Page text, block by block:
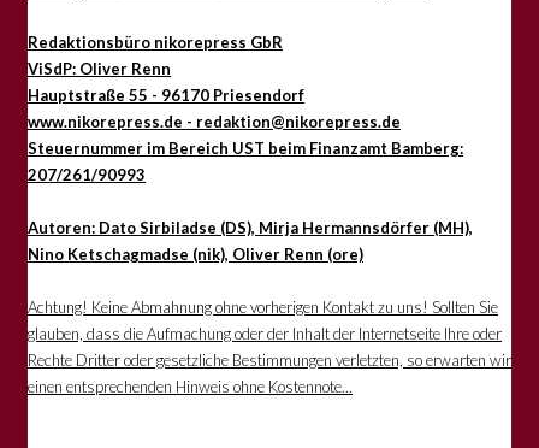
Redaktionsbüro nikorepress GbR
ViSdP: Oliver Renn
Hauptstraße 55 - 96170 Priesendorf
www.nikorepress.de - redaktion@nikorepress.de
Steuernummer im Bereich UST beim Finanzamt Bamberg:
207/261/90993
Autoren: Dato Sirbiladse (DS), Mirja Hermannsdörfer (MH),
Nino Ketschagmadse (nik), Oliver Renn (ore)
Achtung! Keine Abmahnung ohne vorherigen Kontakt zu uns! Sollten Sie
glauben, dass die Aufmachung oder der Inhalt der Internetseite Ihre oder
Rechte Dritter oder gesetzliche Bestimmungen verletzten, so erwarten wir
einen entsprechenden Hinweis ohne Kostennote...